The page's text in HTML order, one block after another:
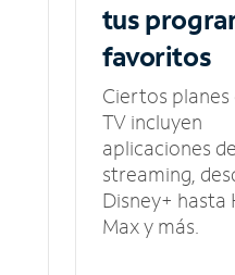
tus
favoritos
Ciertos planes
TV incluyen
aplicaciones
streaming,
Disney+ hasta
Max y más.